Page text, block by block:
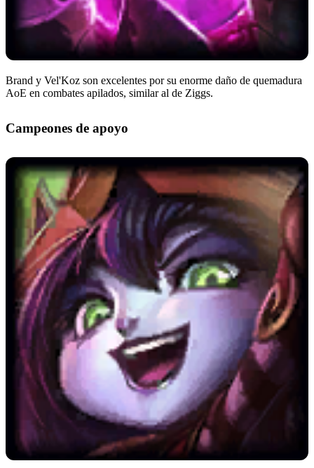
Brand y Vel'Koz son excelentes por su enorme daño de quemadura
AoE en combates apilados, similar al de Ziggs.
Campeones de apoyo